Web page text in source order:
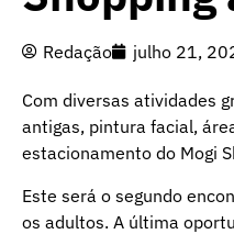
Redação julho 21,
Com diversas atividades
antigas, pintura facial,
estacionamento do Mogi
Este será o segundo
os adultos. A última